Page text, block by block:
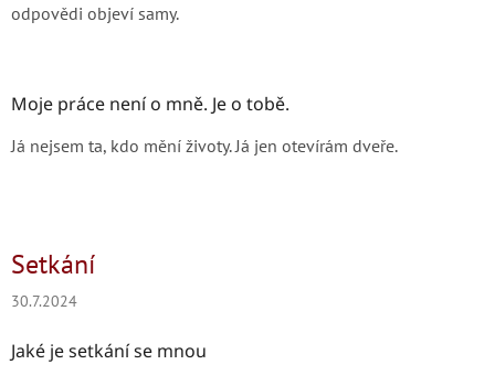
odpovědi objeví samy.
Moje práce není o mně. Je o tobě.
Já nejsem ta, kdo mění životy. Já jen otevírám dveře.
Setkání
30.7.2024
Jaké je setkání se mnou